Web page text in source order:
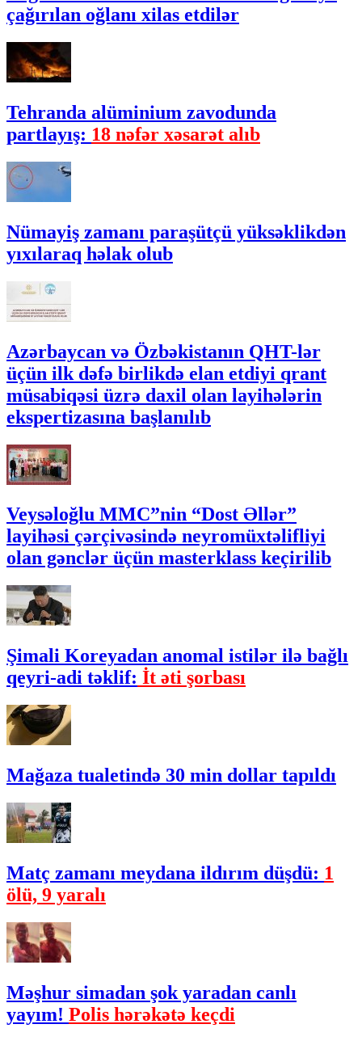
çağırılan oğlanı xilas etdilər
Tehranda alüminium zavodunda
partlayış: 18 nəfər xəsarət alıb
Nümayiş zamanı paraşütçü yüksəklikdən
yıxılaraq həlak olub
Azərbaycan və Özbəkistanın QHT-lər
üçün ilk dəfə birlikdə elan etdiyi qrant
müsabiqəsi üzrə daxil olan layihələrin
ekspertizasına başlanılıb
Veysəloğlu MMC”nin “Dost Əllər”
layihəsi çərçivəsində neyromüxtəlifliyi
olan gənclər üçün masterklass keçirilib
Şimali Koreyadan anomal istilər ilə bağlı
qeyri-adi təklif: İt əti şorbası
Mağaza tualetində 30 min dollar tapıldı
Matç zamanı meydana ildırım düşdü: 1
ölü, 9 yaralı
Məşhur simadan şok yaradan canlı
yayım! Polis hərəkətə keçdi